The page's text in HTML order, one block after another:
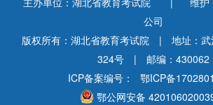
公司
版权所有：湖北省教育考试院
|
地址：
324号
|
邮编：430062
ICP备案编号：
鄂ICP备
鄂公网安备